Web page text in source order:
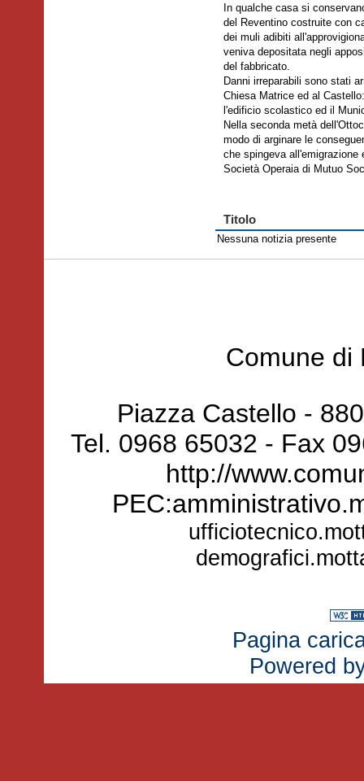
In qualche casa si
del Reventino costruite con
dei muli adibiti
veniva depositata negli
del fabbricato.
Danni irreparabili sono stati
Chiesa Matrice ed al
l'edificio scolastico ed il
Nella seconda metà
modo di arginare le
che spingeva all'emigrazione
Società Operaia di Mutuo
Titolo
Nessuna notizia presente
Comune di
Piazza Castello -
Tel. 0968 65032 - Fax
http://
Pagina
Powered